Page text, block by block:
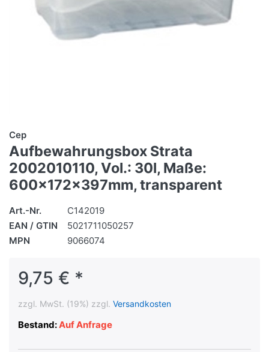
Cep
Aufbewahrungsbox Strata
2002010110, Vol.: 30l, Maße:
600x172x397mm, transparent
Art.-Nr.
C142019
EAN / GTIN
5021711050257
MPN
9066074
9,75 € *
zzgl. MwSt. (19%) zzgl. Versandkosten
Bestand:Auf Anfrage